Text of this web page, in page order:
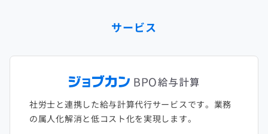
サービス
社労士と連携した給与計算代行サービスです。業務
の属人化解消と低コスト化を実現します。